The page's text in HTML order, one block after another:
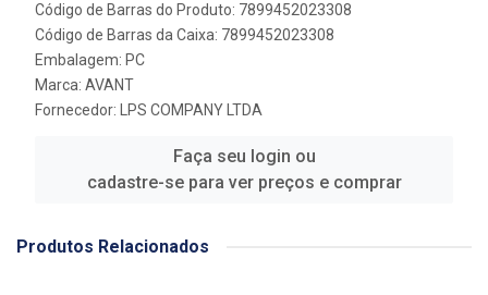
Código de Barras do Produto: 7899452023308
Código de Barras da Caixa: 7899452023308
Embalagem: PC
Marca: AVANT
Fornecedor:
LPS COMPANY LTDA
Faça seu login ou
cadastre-se para ver preços e comprar
Produtos Relacionados